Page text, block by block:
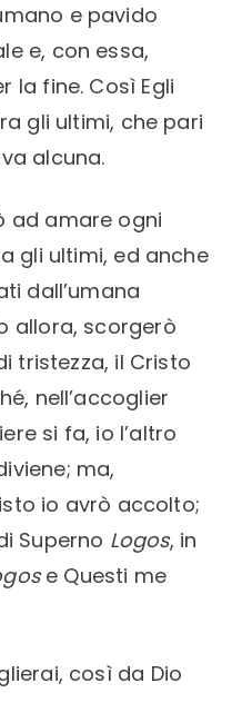
e pavido
e, con essa,
la fine. Così Egli
gli ultimi, che pari
alcuna.
ad amare ogni
gli ultimi, ed anche
dall’umana
allora, scorgerò
tristezza, il Cristo
nell’accoglier
si fa, io l’altro
ma,
io avrò accolto;
Superno Logos, in
e Questi me
così da Dio